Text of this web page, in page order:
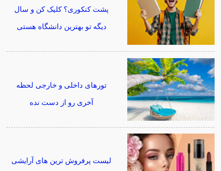
پشت کنکوری؟ کلیک کن و سال
دیگه تو بهترین دانشگاه هستی
تورهای داخلی و خارجی لحظه
آخری رو از دست نده
لیست پرفروش ترین های آرایشی